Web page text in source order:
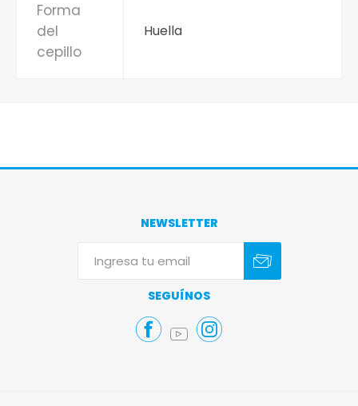
Forma
del
cepillo
Huella
NEWSLETTER
SEGUÍNOS